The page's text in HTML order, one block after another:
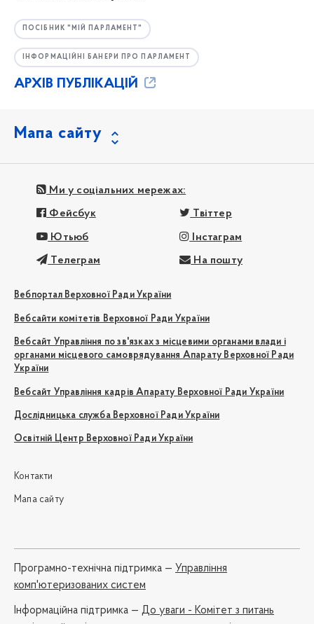
ПОСІБНИК "МІЙ ПАРЛАМЕНТ"
ІНФОРМАЦІЙНІ БАНЕРИ ПРО ПАРЛАМЕНТ
АРХІВ ПУБЛІКАЦІЙ
Мапа сайту
Ми у соціальних мережах:
Фейсбук Твіттер
Ютьюб Інстаграм
Телеграм На пошту
Вебпортал Верховної Ради України
Вебсайти комітетів Верховної Ради України
Вебсайт Управління по зв'язках з місцевими органами влади і
органами місцевого самоврядування Апарату Верховної Ради
України
Вебсайт Управління кадрів Апарату Верховної Ради України
Дослідницька служба Верховної Ради України
Освітній Центр Верховної Ради України
Контакти
Мапа сайту
Програмно-технічна підтримка — Управління
комп'ютеризованих систем
Iнформаційна підтримка — До уваги - Комітет з питань